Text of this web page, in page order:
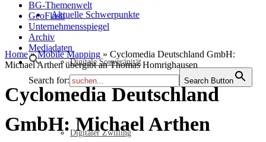
Aktuelle Schwerpunkte
Digitale Souveränität
Digitaler Zwilling
BG-Themenwelt
GeoFlash
Unternehmensspiegel
Archiv
Mediadaten
Search for: Search Button
Home»Mobile Mapping » Cyclomedia Deutschland GmbH:
Michael Arthen übergibt an Thomas Homrighausen
Cyclomedia Deutschland
GmbH: Michael Arthen